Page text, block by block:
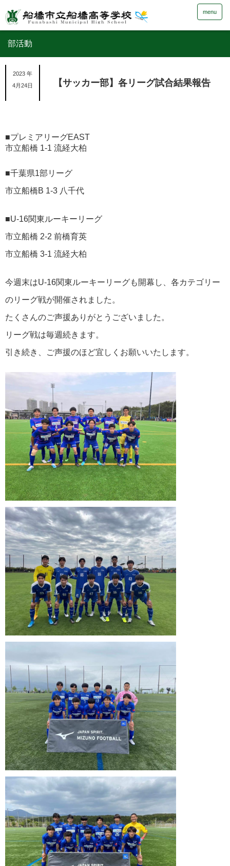
menu
部活動
2023 年
4月24日
【サッカー部】各リーグ試合結果報告
■プレミアリーグEAST
市立船橋 1-1 流経大柏
■千葉県1部リーグ
市立船橋B 1-3 八千代
■U-16関東ルーキーリーグ
市立船橋 2-2 前橋育英
市立船橋 3-1 流経大柏
今週末はU-16関東ルーキーリーグも開幕し、各カテゴリー
のリーグ戦が開催されました。
たくさんのご声援ありがとうございました。
リーグ戦は毎週続きます。
引き続き、ご声援のほど宜しくお願いいたします。